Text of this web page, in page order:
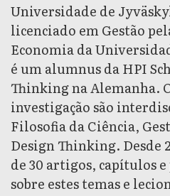
Universidade de
licenciado em Gestão
Economia da
é um alumnus da HPI
Thinking na Alemanha.
investigação são
Filosofia da Ciência,
Design Thinking. Desde
de 30 artigos, capítulos
sobre estes temas e